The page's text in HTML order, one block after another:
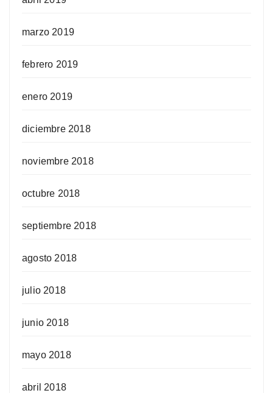
marzo 2019
febrero 2019
enero 2019
diciembre 2018
noviembre 2018
octubre 2018
septiembre 2018
agosto 2018
julio 2018
junio 2018
mayo 2018
abril 2018